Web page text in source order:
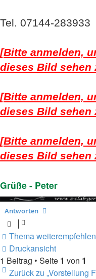
Tel. 07144-283933
[Bitte anmelden,
dieses Bild sehen
[Bitte anmelden,
dieses Bild sehen
[Bitte anmelden,
dieses Bild sehen
Grüße - Peter
Antworten
Thema weiterempfehlen
Druckansicht
1 Beitrag • Seite 1 von 1
Zurück zu „Vorstellung